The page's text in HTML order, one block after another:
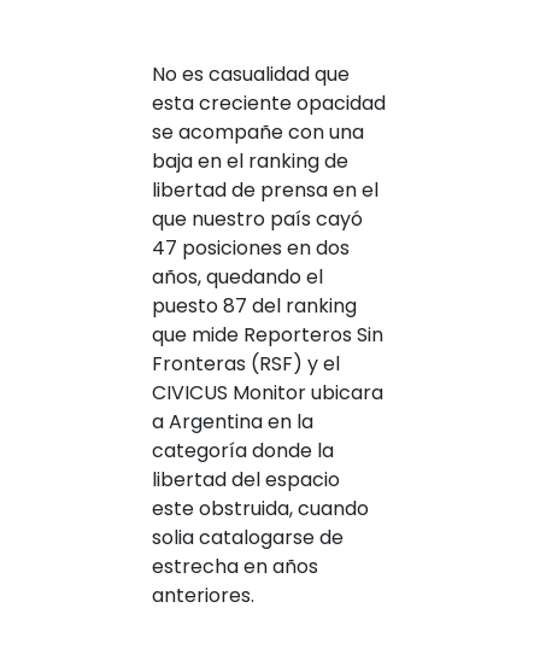
No es casualidad que
esta creciente opacidad
se acompañe con una
baja en el ranking de
libertad de prensa en el
que nuestro país cayó
47 posiciones en dos
años, quedando el
puesto 87 del ranking
que mide Reporteros Sin
Fronteras (RSF) y el
CIVICUS Monitor ubicara
a Argentina en la
categoría donde la
libertad del espacio
este obstruida, cuando
solia catalogarse de
estrecha en años
anteriores.